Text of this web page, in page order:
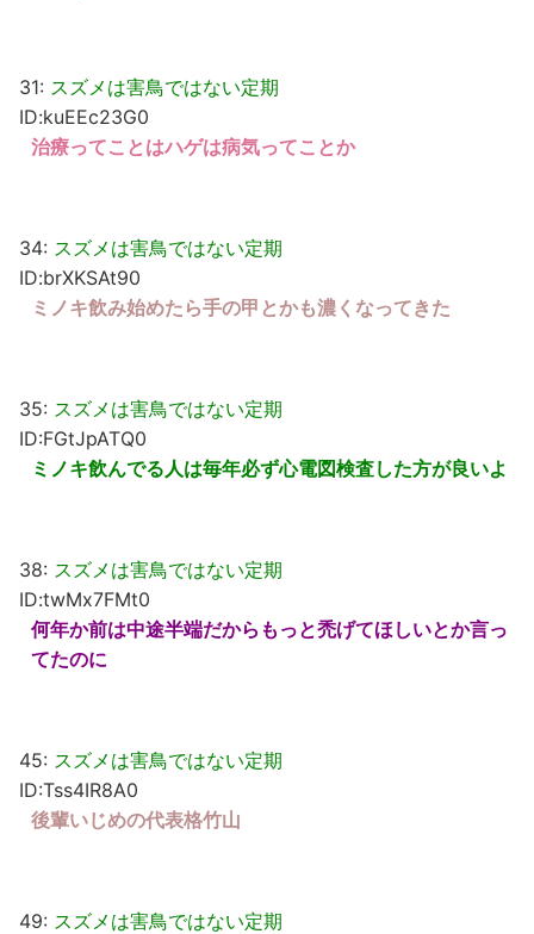
31: スズメは害鳥ではない定期
ID:kuEEc23G0
治療ってことはハゲは病気ってことか
34: スズメは害鳥ではない定期
ID:brXKSAt90
ミノキ飲み始めたら手の甲とかも濃くなってきた
35: スズメは害鳥ではない定期
ID:FGtJpATQ0
ミノキ飲んでる人は毎年必ず心電図検査した方が良いよ
38: スズメは害鳥ではない定期
ID:twMx7FMt0
何年か前は中途半端だからもっと禿げてほしいとか言っ
てたのに
45: スズメは害鳥ではない定期
ID:Tss4IR8A0
後輩いじめの代表格竹山
49: スズメは害鳥ではない定期